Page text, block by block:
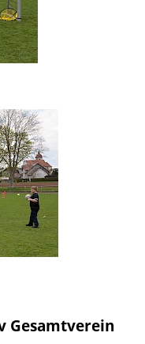
Gesamtverein